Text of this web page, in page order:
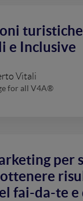
turistiche
e Inclusive
Vitali
for all V4A®
per
fai-da-te e